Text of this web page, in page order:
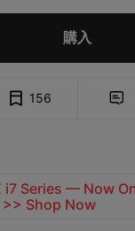
購入
156 
i7 Series — Now
>> Shop Now